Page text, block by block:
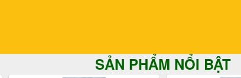
SẢN PHẨM NỔI BẬT